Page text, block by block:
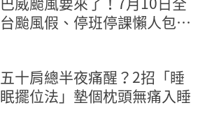
台颱風假、停班停課懶人包
五十肩總半夜痛醒？2招「睡
眠擺位法」墊個枕頭無痛入睡